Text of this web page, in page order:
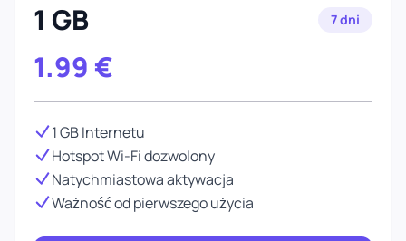
1 GB 7 dni
1.99 €
1 GB Internetu
Hotspot Wi-Fi dozwolony
Natychmiastowa aktywacja
Ważność od pierwszego użycia